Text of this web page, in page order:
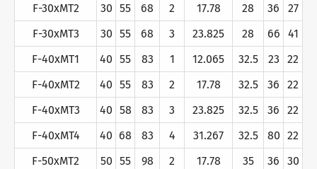
F-30xMT2
30 55 68 2 17.78 28 36
27
F-30xMT3
30 55 68 3 23.825 28 66
41
F-40xMT1
40 55 83 1 12.065 32.5 23
22
F-40xMT2
40 55 83 2 17.78 32.5 36
22
F-40xMT3
40 58 83 3 23.825 32.5 36
22
F-40xMT4
40 68 83 4 31.267 32.5 80 22
F-50xMT2
50 55 98 2 17.78 35 36 30